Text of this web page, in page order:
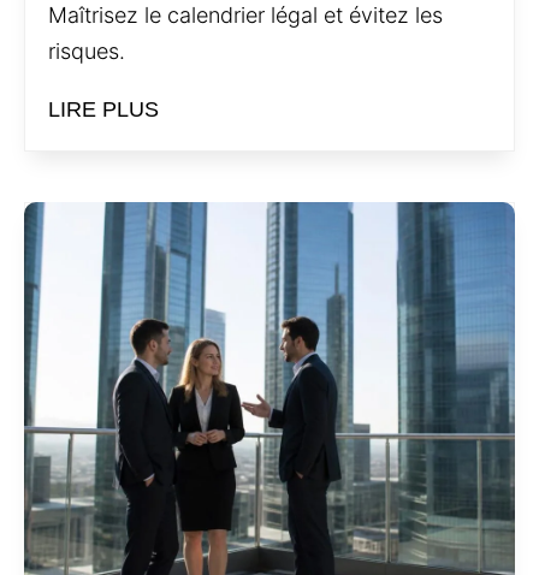
Maîtrisez le calendrier légal et évitez les
risques.
LIRE PLUS